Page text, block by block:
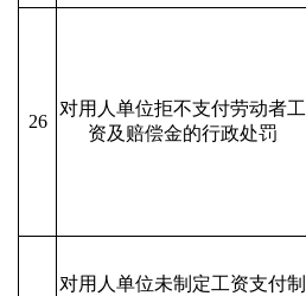
26
对用人单位拒不支付劳动者工
资及赔偿金的行政处罚
对用人单位未制定工资支付制